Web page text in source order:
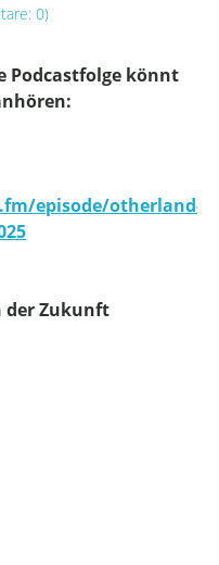
0)
Podcastfolge könnt
episode/otherland-
der Zukunft